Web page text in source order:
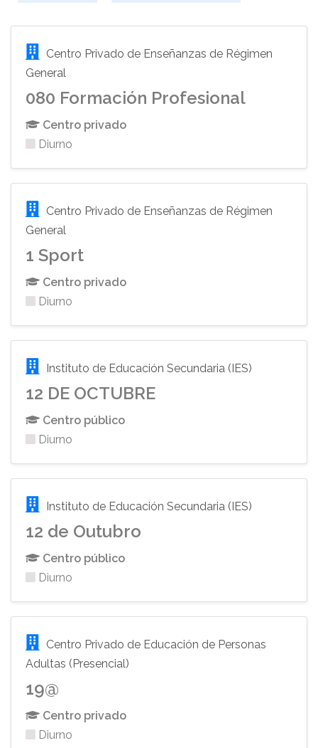
Centro Privado de Enseñanzas de Régimen
General
080 Formación Profesional
Centro privado
Diurno
Centro Privado de Enseñanzas de Régimen
General
1 Sport
Centro privado
Diurno
Instituto de Educación Secundaria (IES)
12 DE OCTUBRE
Centro público
Diurno
Instituto de Educación Secundaria (IES)
12 de Outubro
Centro público
Diurno
Centro Privado de Educación de Personas
Adultas (Presencial)
19@
Centro privado
Diurno